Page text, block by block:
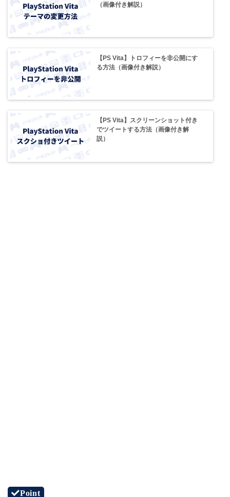
（画像付き解説）
【PS Vita】トロフィーを非公開にす
る方法（画像付き解説）
【PS Vita】スクリーンショット付き
でツイートする方法（画像付き解
説）